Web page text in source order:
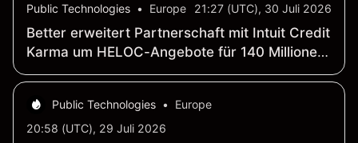
Public Technologies • Europe 21:27 (UTC), 30 Juli 2026
Better erweitert Partnerschaft mit Intuit Credit
Karma um HELOC-Angebote für 140 Millionen
US-Konsumenten
Public Technologies •
Europe
20:58 (UTC), 29 Juli 2026